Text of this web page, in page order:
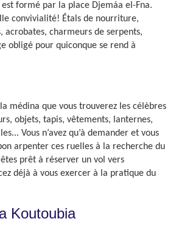
formé par la place Djemáa el-Fna.
convivialité! Étals de nourriture,
acrobates, charmeurs de serpents,
obligé pour quiconque se rend à
médina que vous trouverez les célèbres
objets, tapis, vêtements, lanternes,
Vous n’avez qu’à demander et vous
arpenter ces ruelles à la recherche du
prêt à réserver un vol vers
déjà à vous exercer à la pratique du
Koutoubia